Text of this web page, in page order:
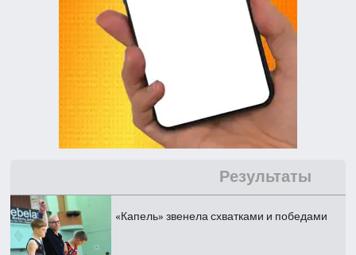
Результаты
«Капель» звенела схватками и победами